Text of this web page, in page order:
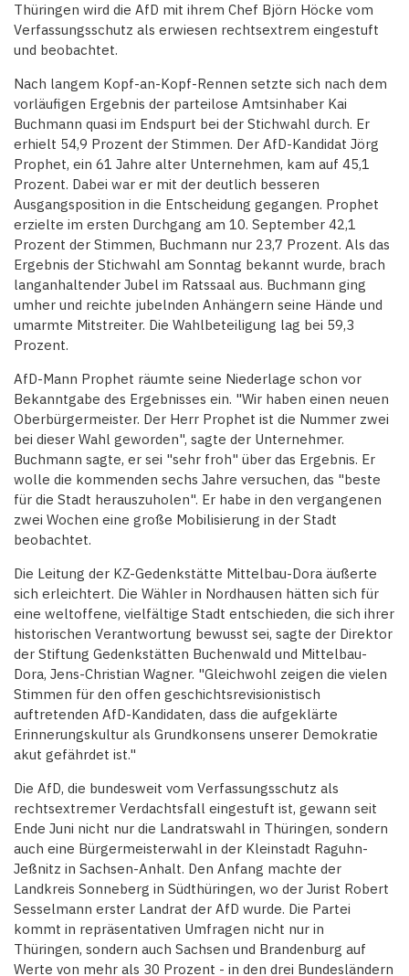
Thüringen wird die AfD mit ihrem Chef Björn Höcke vom
Verfassungsschutz als erwiesen rechtsextrem eingestuft
und beobachtet.
Nach langem Kopf-an-Kopf-Rennen setzte sich nach dem
vorläufigen Ergebnis der parteilose Amtsinhaber Kai
Buchmann quasi im Endspurt bei der Stichwahl durch. Er
erhielt 54,9 Prozent der Stimmen. Der AfD-Kandidat Jörg
Prophet, ein 61 Jahre alter Unternehmen, kam auf 45,1
Prozent. Dabei war er mit der deutlich besseren
Ausgangsposition in die Entscheidung gegangen. Prophet
erzielte im ersten Durchgang am 10. September 42,1
Prozent der Stimmen, Buchmann nur 23,7 Prozent. Als das
Ergebnis der Stichwahl am Sonntag bekannt wurde, brach
langanhaltender Jubel im Ratssaal aus. Buchmann ging
umher und reichte jubelnden Anhängern seine Hände und
umarmte Mitstreiter. Die Wahlbeteiligung lag bei 59,3
Prozent.
AfD-Mann Prophet räumte seine Niederlage schon vor
Bekanntgabe des Ergebnisses ein. "Wir haben einen neuen
Oberbürgermeister. Der Herr Prophet ist die Nummer zwei
bei dieser Wahl geworden", sagte der Unternehmer.
Buchmann sagte, er sei "sehr froh" über das Ergebnis. Er
wolle die kommenden sechs Jahre versuchen, das "beste
für die Stadt herauszuholen". Er habe in den vergangenen
zwei Wochen eine große Mobilisierung in der Stadt
beobachtet.
Die Leitung der KZ-Gedenkstätte Mittelbau-Dora äußerte
sich erleichtert. Die Wähler in Nordhausen hätten sich für
eine weltoffene, vielfältige Stadt entschieden, die sich ihrer
historischen Verantwortung bewusst sei, sagte der Direktor
der Stiftung Gedenkstätten Buchenwald und Mittelbau-
Dora, Jens-Christian Wagner. "Gleichwohl zeigen die vielen
Stimmen für den offen geschichtsrevisionistisch
auftretenden AfD-Kandidaten, dass die aufgeklärte
Erinnerungskultur als Grundkonsens unserer Demokratie
akut gefährdet ist."
Die AfD, die bundesweit vom Verfassungsschutz als
rechtsextremer Verdachtsfall eingestuft ist, gewann seit
Ende Juni nicht nur die Landratswahl in Thüringen, sondern
auch eine Bürgermeisterwahl in der Kleinstadt Raguhn-
Jeßnitz in Sachsen-Anhalt. Den Anfang machte der
Landkreis Sonneberg in Südthüringen, wo der Jurist Robert
Sesselmann erster Landrat der AfD wurde. Die Partei
kommt in repräsentativen Umfragen nicht nur in
Thüringen, sondern auch Sachsen und Brandenburg auf
Werte von mehr als 30 Prozent - in den drei Bundesländern